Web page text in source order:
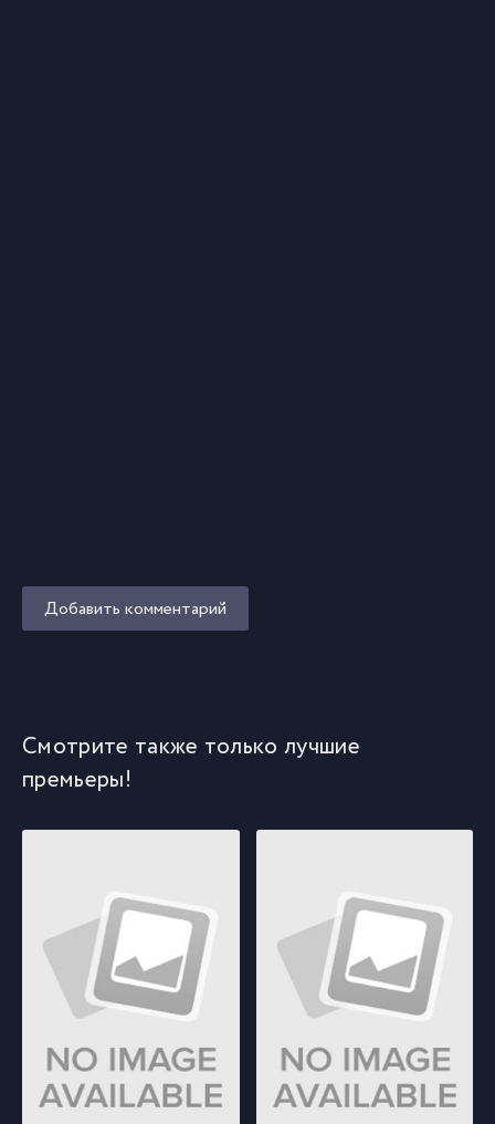
Добавить комментарий
Смотрите также только лучшие
премьеры!